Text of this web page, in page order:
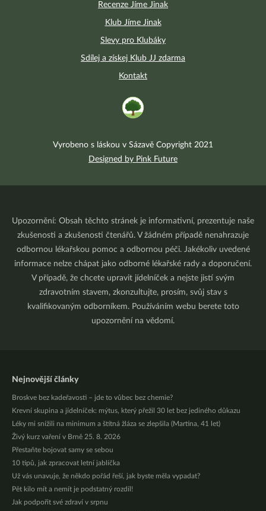
Recenze Jíme Jinak
Klub Jíme Jinak
Slevy pro Klubáky
Sdílej a získej Klub JJ zdarma
Kontakt
Vyrobeno s láskou v Sázavě Copyright 2021
Designed by Pink Future
Upozornění: Obsah těchto stránek je informativní, prezentuje naše
zkušenosti a zkušenosti čtenářů. V žádném případě nenahrazuje
odbornou lékařskou pomoc a odbornou péči. Jakékoliv uvedené
informace nelze chápat jako odborné lékařské rady a doporučení.
V případě, že chcete upravit jídelníček a nejste jistí svým
zdravotním stavem, zkonzultujte, prosím, svůj stav s
kvalifikovaným odborníkem. Používáním webu berete toto
upozornění na vědomí.
Nejnovější články
Broskve bez kadeřavosti – jde to vůbec bez chemie?
Krevní skupina a jídelníček: mýtus, který přežil 30 let bez jediného důkazu
Léky mi snížili na minimum a štítná žláza se zlepšila (Martina, 41 let)
Živý kurz vaření v Brně 25. 8. 2026
Přestaňte bojovat samy se sebou
10 tipů, jak zpracovat letní jablíčka
Už vás unavuje, že někdo pořád řeší, jak byste měla vypadat?
Pět kilo mít a nemít je podstatný rozdíl!
Jak podpořit své zdraví v srpnu